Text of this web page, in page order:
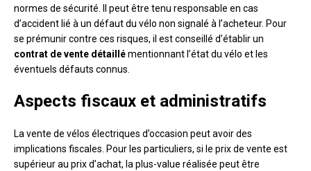
normes de sécurité. Il peut être tenu responsable en cas
d’accident lié à un défaut du vélo non signalé à l’acheteur. Pour
se prémunir contre ces risques, il est conseillé d’établir un
contrat de vente détaillémentionnant l’état du vélo et les
éventuels défauts connus.
Aspects fiscaux et administratifs
La vente de vélos électriques d’occasion peut avoir des
implications fiscales. Pour les particuliers, si le prix de vente est
supérieur au prix d’achat, la plus-value réalisée peut être